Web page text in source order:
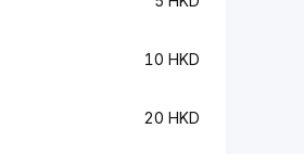
10 HKD
20 HKD